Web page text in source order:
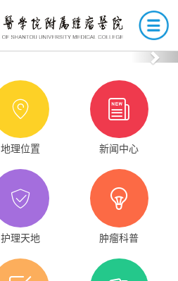
地理位置 新闻中心
护理天地 肿瘤科普